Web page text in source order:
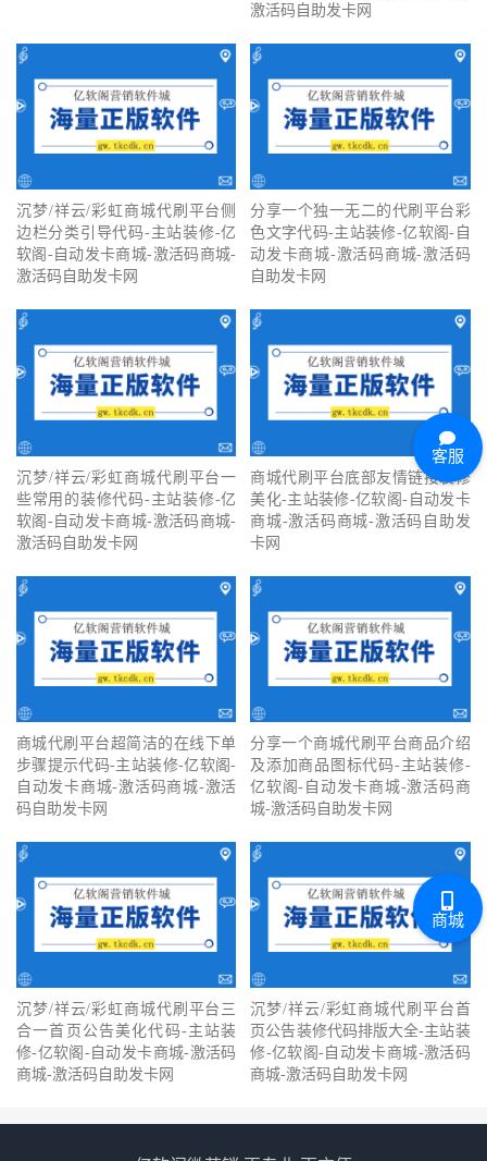
激活码自助发卡网
沉梦/祥云/彩虹商城代刷平台侧
边栏分类引导代码-主站装修-亿
软阁-自动发卡商城-激活码商城-
激活码自助发卡网
分享一个独一无二的代刷平台彩
色文字代码-主站装修-亿软阁-自
动发卡商城-激活码商城-激活码
自助发卡网
沉梦/祥云/彩虹商城代刷平台一
些常用的装修代码-主站装修-亿
软阁-自动发卡商城-激活码商城-
激活码自助发卡网
商城代刷平台底部友情链接装修
美化-主站装修-亿软阁-自动发卡
商城-激活码商城-激活码自助发
卡网
商城代刷平台超简洁的在线下单
步骤提示代码-主站装修-亿软阁-
自动发卡商城-激活码商城-激活
码自助发卡网
分享一个商城代刷平台商品介绍
及添加商品图标代码-主站装修-
亿软阁-自动发卡商城-激活码商
城-激活码自助发卡网
沉梦/祥云/彩虹商城代刷平台三
合一首页公告美化代码-主站装
修-亿软阁-自动发卡商城-激活码
商城-激活码自助发卡网
沉梦/祥云/彩虹商城代刷平台首
页公告装修代码排版大全-主站装
修-亿软阁-自动发卡商城-激活码
商城-激活码自助发卡网
客服
商城